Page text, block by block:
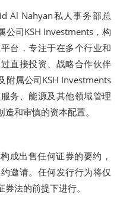
Al Nahyan私人事务部总
公司KSH Investments，构
台，专注于在多个行业和
直接投资、战略合作伙伴
附属公司KSH Investments
务、能源及其他领域管理
和审慎的资本配置。
成出售任何证券的要约，
邀请。任何发行行为将仅
法的前提下进行。